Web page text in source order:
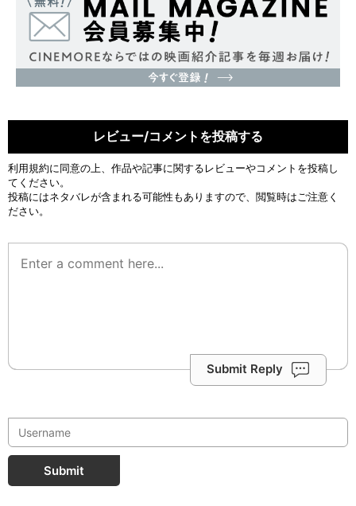
レビュー/コメントを投稿する
利用規約に同意の上、作品や記事に関するレビューやコメントを投稿し
てください。
投稿にはネタバレが含まれる可能性もありますので、閲覧時はご注意く
ださい。
Submit Reply
Submit